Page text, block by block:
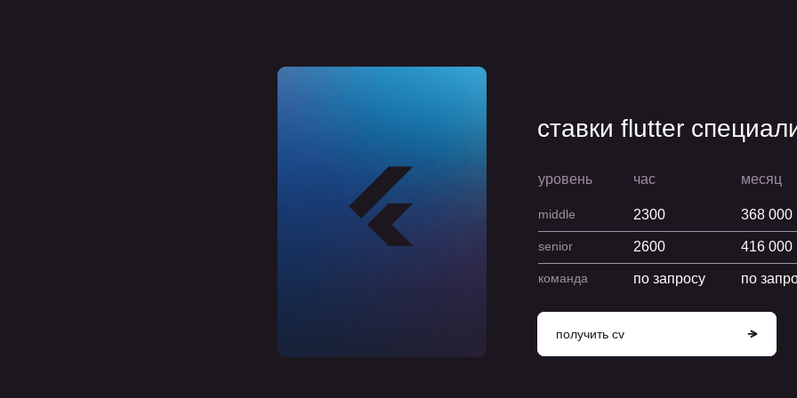
по
получить cv
Получить CV
по запросу
команда
senior 2600 416 000
middle 2300 368 000
уровень час месяц
ставки flutter